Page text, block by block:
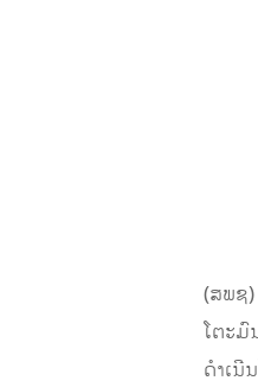
(ສພຊ
ໂຕະມົ
ດຳເນີ